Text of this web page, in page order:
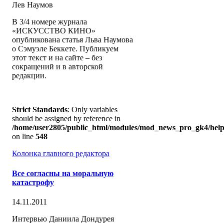
Лев Наумов
В 3/4 номере журнала
«ИСКУССТВО КИНО»
опубликована статья Льва Наумова
о Сэмуэле Беккете. Публикуем
этот текст и на сайте – без
сокращений и в авторской
редакции.
Strict Standards: Only variables
should be assigned by reference in
/home/user2805/public_html/modules/mod_news_pro_gk4/
on line 548
Колонка главного редактора
Все согласны на моральную
катастрофу
14.11.2011
Интервью Даниила Дондурея